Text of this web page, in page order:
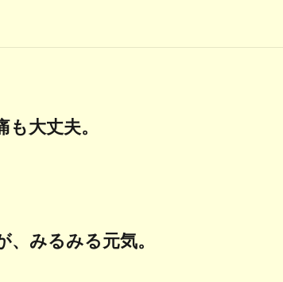
大丈夫。
、みるみる元気。